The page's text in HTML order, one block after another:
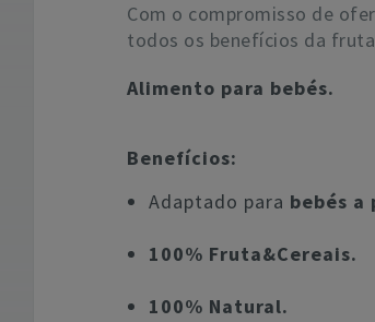
Com o compromisso de
todos os benefícios da
Alimento para bebés.
Benefícios:
Adaptado para bebés a
100% Fruta&Cereais.
100% Natural.